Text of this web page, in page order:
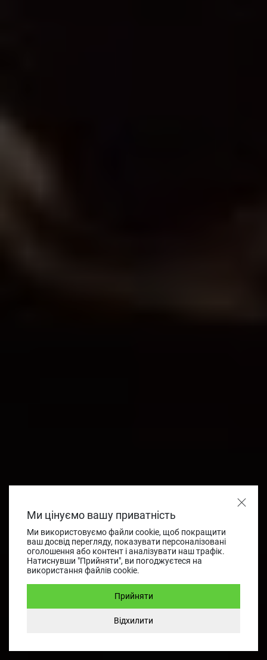
Ми цінуємо вашу приватність
Ми використовуємо файли cookie, щоб покращити
ваш досвід перегляду, показувати персоналізовані
оголошення або контент і аналізувати наш трафік.
Натиснувши "Прийняти", ви погоджуєтеся на
використання файлів cookie.
Прийняти
Відхилити